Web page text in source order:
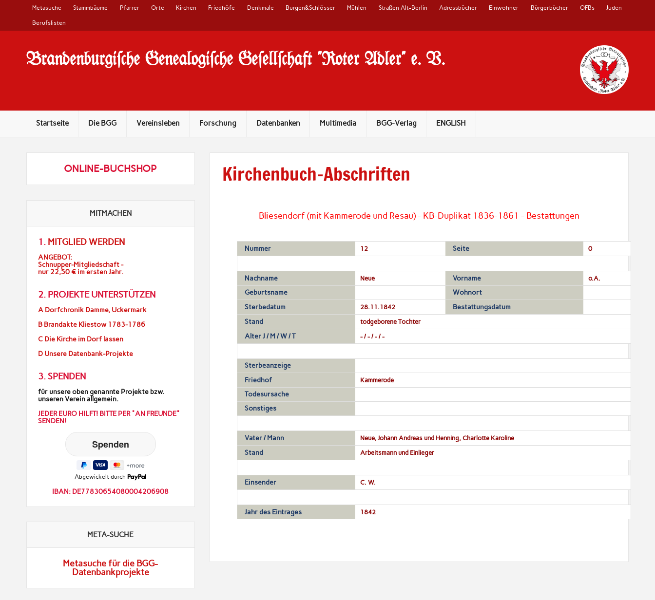
Metasuche Stammbäume Pfarrer Orte Kirchen Friedhöfe Denkmale Burgen&Schlösser Mühlen Straßen Alt-Berlin Adressbücher Einwohner Bürgerbücher OFBs Juden
Berufslisten
Brandenburgi#che Genealogi#che Ge#ell#chaft "Roter Adler" e. V.
Startseite Die BGG Vereinsleben Forschung Datenbanken Multimedia BGG-Verlag ENGLISH
Kirchenbuch-Abschriften
Bliesendorf (mit Kammerode und Resau) - KB-Duplikat 1836-1861 - Bestattungen
Nummer 12 Seite 0
Nachname Neue Vorname o.A.
Geburtsname
Wohnort
Sterbedatum
28.11.1842
Bestattungsdatum
Stand
todgeborene Tochter
Alter J / M / W / T - / - / - / -
Sterbeanzeige
Friedhof
Kammerode
Todesursache
Sonstiges
Vater / Mann Neue, Johann Andreas und Henning, Charlotte Karoline
Stand Arbeitsmann und Einlieger
Einsender C. W.
Jahr des Eintrages 1842
ONLINE-BUCHSHOP
MITMACHEN
1. MITGLIED WERDEN
ANGEBOT:
Schnupper-Mitgliedschaft -
nur 22,50 € im ersten Jahr.
2. PROJEKTE UNTERSTÜTZEN
A Dorfchronik Damme, Uckermark
B Brandakte Kliestow 1783-1786
C Die Kirche im Dorf lassen
D Unsere Datenbank-Projekte
3. SPENDEN
für unsere oben genannte Projekte bzw.
unseren Verein allgemein.
JEDER EURO HILFT! BITTE PER "AN FREUNDE"
SENDEN!
Abgewickelt durch
IBAN: DE77830654080004206908
META-SUCHE
Metasuche für die BGG-
Datenbankprojekte